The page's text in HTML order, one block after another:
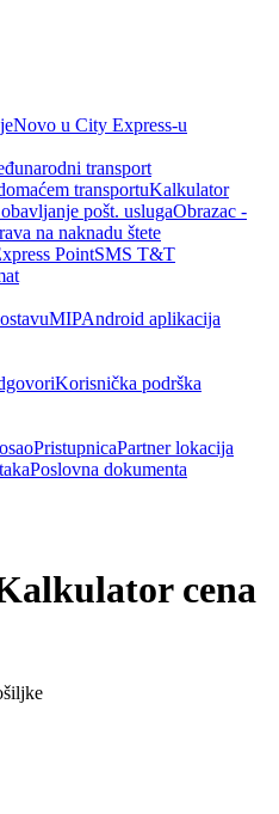
Novo u City Express-u
transport
transportuKalkulator
pošt. uslugaObrazac -
na naknadu štete
PointSMS T&T
MIPAndroid aplikacija
Korisnička podrška
PristupnicaPartner lokacija
Poslovna dokumenta
cena